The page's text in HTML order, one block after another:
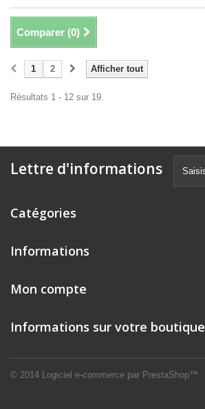
Comparer (0)
Afficher tout
1 2
Résultats 1 - 12 sur 19.
Lettre d'informations
Catégories
Informations
© 2014 Logiciel e-commerce par PrestaShop™
Mon compte
Informations sur votre boutique